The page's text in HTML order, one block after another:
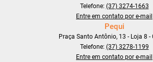
Telefone: (37) 3274-1663
Entre em contato por e-mail
Pequi
Praça Santo Antônio, 13 - Loja 8 -
Telefone: (37) 3278-1199
Entre em contato por e-mail